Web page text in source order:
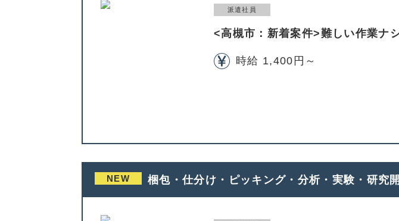
派遣社員
<高槻市：新着案件>難しい作業ナ
時給 1,400円～
NEW 梱包・仕分け・ピッキング・分析・実験・研究